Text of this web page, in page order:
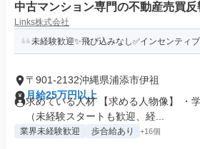
中古マンション専門の不動産売買反
Links株式会社
未経験歓迎✨飛び込みなし✅インセンティ
〒901-2132沖縄県浦添市伊祖
月給25万円以上
求めている人材 【求める人物像】 ・
（未経験スタートも歓迎、経...
業界未経験歓迎 歩合給あり +16個